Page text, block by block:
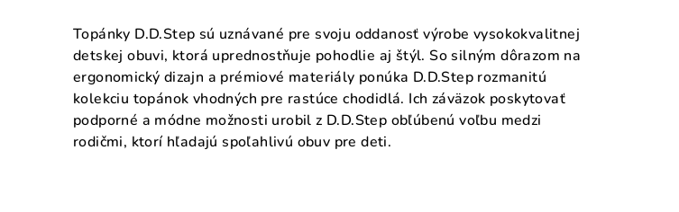
Topánky D.D.Step sú uznávané pre svoju oddanosť výrobe vysokokvalitnej
detskej obuvi, ktorá uprednostňuje pohodlie aj štýl. So silným dôrazom na
ergonomický dizajn a prémiové materiály ponúka D.D.Step rozmanitú
kolekciu topánok vhodných pre rastúce chodidlá. Ich záväzok poskytovať
podporné a módne možnosti urobil z D.D.Step obľúbenú voľbu medzi
rodičmi, ktorí hľadajú spoľahlivú obuv pre deti.